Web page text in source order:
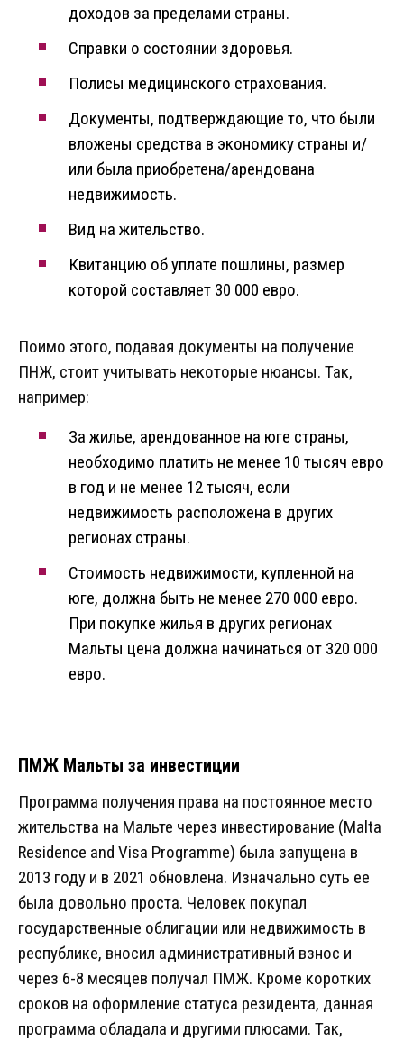
доходов за пределами страны.
Справки о состоянии здоровья.
Полисы медицинского страхования.
Документы, подтверждающие то, что были
вложены средства в экономику страны и/
или была приобретена/арендована
недвижимость.
Вид на жительство.
Квитанцию об уплате пошлины, размер
которой составляет 30 000 евро.
Поимо этого, подавая документы на получение
ПНЖ, стоит учитывать некоторые нюансы. Так,
например:
За жилье, арендованное на юге страны,
необходимо платить не менее 10 тысяч евро
в год и не менее 12 тысяч, если
недвижимость расположена в других
регионах страны.
Стоимость недвижимости, купленной на
юге, должна быть не менее 270 000 евро.
При покупке жилья в других регионах
Мальты цена должна начинаться от 320 000
евро.
ПМЖ Мальты за инвестиции
Программа получения права на постоянное место
жительства на Мальте через инвестирование (Malta
Residence and Visa Programme) была запущена в
2013 году и в 2021 обновлена. Изначально суть ее
была довольно проста. Человек покупал
государственные облигации или недвижимость в
республике, вносил административный взнос и
через 6-8 месяцев получал ПМЖ. Кроме коротких
сроков на оформление статуса резидента, данная
программа обладала и другими плюсами. Так,